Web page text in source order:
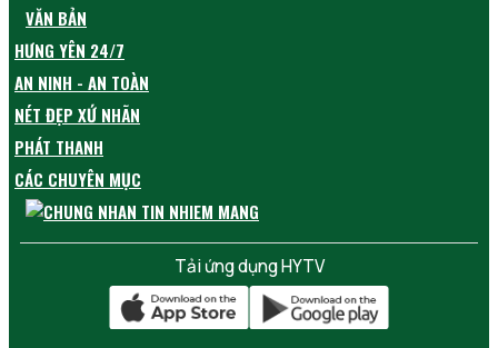
VĂN BẢN
HƯNG YÊN 24/7
AN NINH - AN TOÀN
NÉT ĐẸP XỨ NHÃN
PHÁT THANH
CÁC CHUYÊN MỤC
Tải ứng dụng HYTV